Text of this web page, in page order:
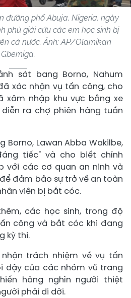
đường phố Abuja, Nigeria, ngày
phủ giải cứu các em học sinh bị
cả nước. Ảnh: AP/Olamikan
Gbemiga.
sát bang Borno, Nahum
xác nhận vụ tấn công, cho
xâm nhập khu vực bằng xe
ra chợ phiên hàng tuần
Borno, Lawan Abba Wakilbe,
tiếc" và cho biết chính
với các cơ quan an ninh và
đảm bảo sự trở về an toàn
viên bị bắt cóc.
các học sinh, trong độ
công và bắt cóc khi đang
kỳ thi.
trách nhiệm về vụ tấn
dậy của các nhóm vũ trang
hàng nghìn người thiệt
phải di dời.